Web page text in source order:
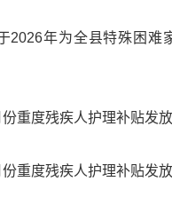
2026年为全县特殊困难
重度残疾人护理补贴发
重度残疾人护理补贴发